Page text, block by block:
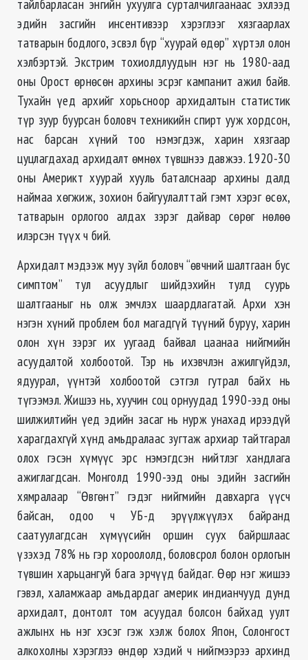
тайлбарласан энгийн ухуулга сурталчилгаанаас эхлээд
эдийн засгийн инсентивээр хэрэглээг хязгаарлах
татварын бодлого, эсвэл бүр “хуурай ѳдѳр” хүртэл олон
хэлбэртэй. Экстрим тохиолдлуудын нэг нь 1980-аад
оны Орост ѳрнѳсѳн архины эсрэг кампанит ажил байв.
Тухайн үед архийг хорьсноор архидалтын статистик
түр зуур буурсан боловч техникийн спирт ууж хордсон,
нас барсан хүний тоо нэмэгдэж, харин хязгаар
цуцлагдахад архидалт ѳмнѳх түвшнээ давжээ. 1920-30
оны Америкт хуурай хууль баталснаар архины далд
наймаа хѳгжиж, зохион байгуулалттай гэмт хэрэг ѳсѳх,
татварын орлогоо алдах зэрэг дайвар сѳрѳг нѳлѳѳ
илэрсэн түүх ч бий.
Архидалт мэдээж муу зүйл боловч “ѳвчний шалтгаан бус
симптом” тул асуудлыг шийдэхийн тулд суурь
шалтгааныг нь олж эмчлэх шаардлагатай. Архи хэн
нэгэн хүний проблем бол магадгүй түүний буруу, харин
олон хүн зэрэг их уугаад байвал цаанаа нийгмийн
асуудалтой холбоотой. Тэр нь ихэвчлэн ажилгүйдэл,
ядуурал, үүнтэй холбоотой сэтгэл гутрал байх нь
түгээмэл. Жишээ нь, хуучин соц орнуудад 1990-ээд оны
шилжилтийн үед эдийн засаг нь нурж унахад ирээдүй
харагдахгүй хүнд амьдралаас зугтаж архиар тайтгарал
олох гэсэн хүмүүс эрс нэмэгдсэн нийтлэг хандлага
ажиглагдсан. Монголд 1990-ээд оны эдийн засгийн
хямралаар “Ѳвгѳнт” гэдэг нийгмийн давхарга үүсч
байсан, одоо ч УБ-д эрүүлжүүлэх байранд
саатуулагдсан хүмүүсийн оршин суух байршлаас
үзэхэд 78% нь гэр хороололд, боловсрол болон орлогын
түвшин харьцангуй бага эрчүүд байдаг. Ѳѳр нэг жишээ
гэвэл, халамжаар амьдардаг америк индианчууд дунд
архидалт, донтолт том асуудал болсон байхад уулт
ажлынх нь нэг хэсэг гэж хэлж болох Япон, Солонгост
алкохолны хэрэглээ ѳндѳр хэдий ч нийгмээрээ архинд